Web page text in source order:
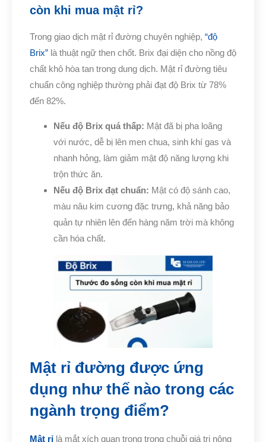
còn khi mua mật rỉ?
Trong giao dịch mật rỉ đường chuyên nghiệp, “độ
Brix” là thuật ngữ then chốt. Brix đại diện cho nồng độ
chất khô hòa tan trong dung dịch. Mật rỉ đường tiêu
chuẩn công nghiệp thường phải đạt độ Brix từ 78%
đến 82%.
Nếu độ Brix quá thấp: Mật đã bị pha loãng
với nước, dễ bị lên men chua, sinh khí gas và
nhanh hỏng, làm giảm mật độ năng lượng khi
trộn thức ăn.
Nếu độ Brix đạt chuẩn: Mật có độ sánh cao,
màu nâu kim cương đặc trưng, khả năng bảo
quản tự nhiên lên đến hàng năm trời mà không
cần hóa chất.
Mật rỉ đường được ứng
dụng như thế nào trong các
ngành trọng điểm?
Mật rỉ là mắt xích quan trọng trong chuỗi giá trị nông